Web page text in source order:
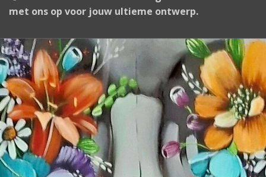
met ons op voor jouw ultieme ontwerp.